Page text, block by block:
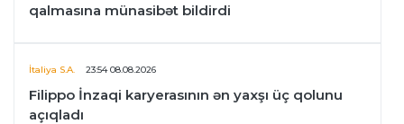
qalmasına münasibət bildirdi
İtaliya S.A. 23:54 08.08.2026
Filippo İnzaqi karyerasının ən yaxşı üç qolunu
açıqladı